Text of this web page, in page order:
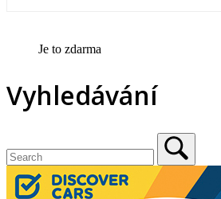
Je to zdarma
Vyhledávání